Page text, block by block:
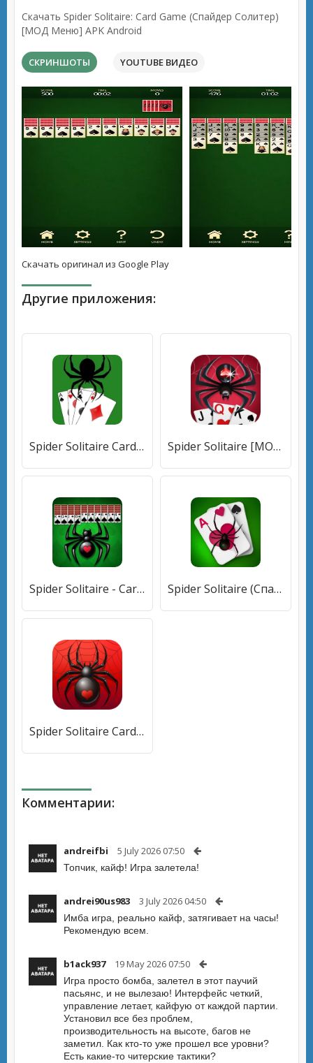
Скачать Spider Solitaire: Card Game (Спайдер Солитер)
[МОД Меню] APK Android
СКРИНШОТЫ YOUTUBE ВИДЕО
Скачать оригинал из Google Play
Другие приложения:
Spider Solitaire Card Game Fun [МОД Unlocked] APK Android Spider Solitaire [МОД Меню] APK Android
Spider Solitaire - Card Games [МОД Все открыто] APK Android Spider Solitaire (Спайдер Солитер) [МОД Unlocked] APK Android
Spider Solitaire Card Game [МОД Все открыто] APK Android
Комментарии:
andreifbi 5 July 2026 07:50
Топчик, кайф! Игра залетела!
andrei90us983 3 July 2026 04:50
Имба игра, реально кайф, затягивает на часы!
Рекомендую всем.
b1ack937 19 May 2026 07:50
Игра просто бомба, залетел в этот паучий
пасьянс, и не вылезаю! Интерфейс четкий,
управление летает, кайфую от каждой партии.
Установил все без проблем,
производительность на высоте, багов не
заметил. Как кто-то уже прошел все уровни?
Есть какие-то читерские тактики?